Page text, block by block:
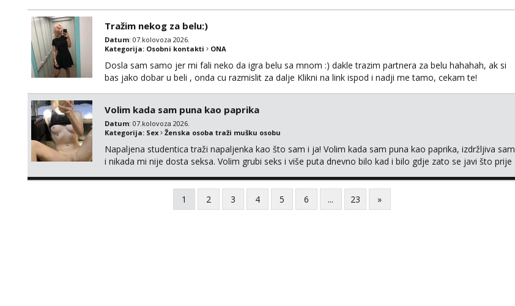
Tražim nekog za belu:)
Datum: 07.kolovoza 2026.
Kategorija: Osobni kontakti ONA
Dosla sam samo jer mi fali neko da igra belu sa mnom :) dakle trazim partnera za belu hahahah, ak si
bas jako dobar u beli , onda cu razmislit za dalje Klikni na link ispod i nadji me tamo, cekam te!
Volim kada sam puna kao paprika
Datum: 07.kolovoza 2026.
Kategorija: Sex Ženska osoba traži mušku osobu
Napaljena studentica traži napaljenka kao što sam i ja! Volim kada sam puna kao paprika, izdržljiva sam
i nikada mi nije dosta seksa. Volim grubi seks i više puta dnevno bilo kad i bilo gdje zato se javi što prije
1 2 3 4 5 6 ... 23 »